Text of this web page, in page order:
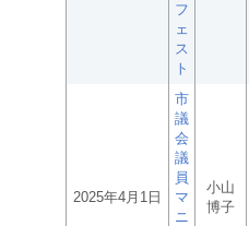
フ
ェ
ス
ト
2025年4月1日
市
議
会
議
員
マ
ニ
小山
博子